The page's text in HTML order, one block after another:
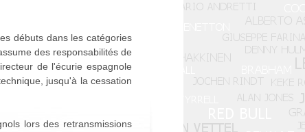
débuts dans les catégories
des responsabilités de
de l'écurie espagnole
jusqu'à la cessation
lors des retransmissions